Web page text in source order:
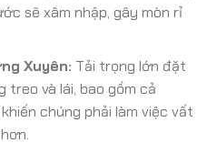
sẽ xâm nhập, gây mòn rỉ
Xuyên: Tải trọng lớn đặt
treo và lái, bao gồm cả
chúng phải làm việc vất